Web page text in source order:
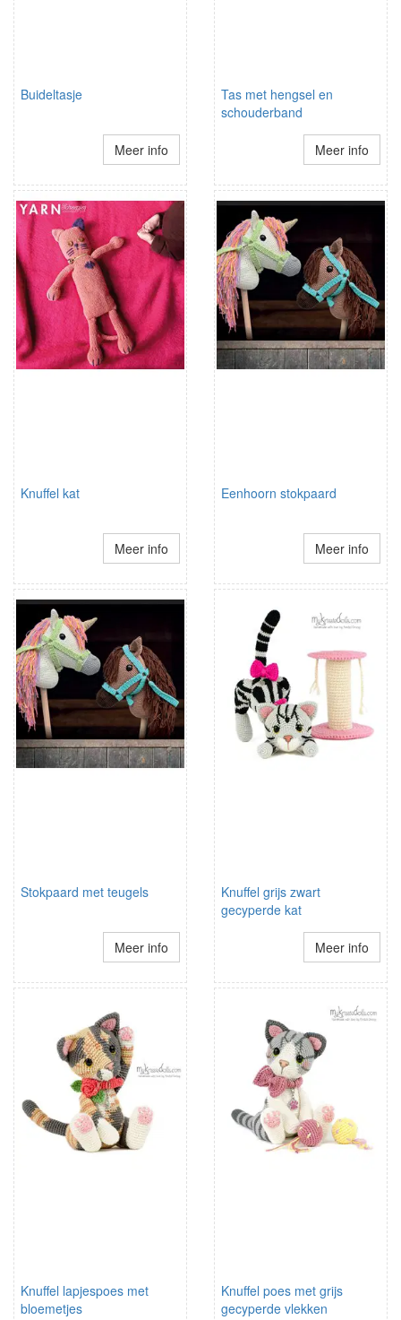
Buideltasje
Meer info
Tas met hengsel en
schouderband
Meer info
Knuffel kat
Meer info
Eenhoorn stokpaard
Meer info
Stokpaard met teugels
Meer info
Knuffel grijs zwart
gecyperde kat
Meer info
Knuffel lapjespoes met
bloemetjes
Knuffel poes met grijs
gecyperde vlekken